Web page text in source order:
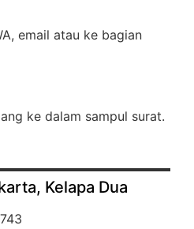
email atau ke bagian
ke dalam sampul surat.
Kelapa Dua